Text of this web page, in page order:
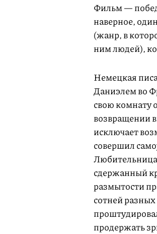
Фильм —
наверное,
(жанр, в
ним людей),
Немецкая
Даниэлем во
свою комнату
возвращении
исключает
совершил
Любительница
сдержанный
размытости
сотней
продержать